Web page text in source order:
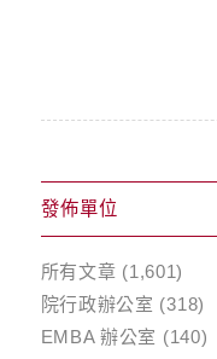
發佈單位
所有文章 (1,601)
院行政辦公室 (318)
EMBA 辦公室 (140)